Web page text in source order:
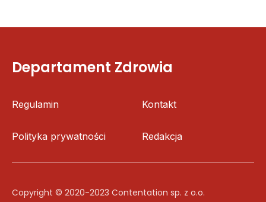
Departament Zdrowia
Regulamin Kontakt
Polityka prywatności Redakcja
Copyright © 2020-2023 Contentation sp. z o.o.